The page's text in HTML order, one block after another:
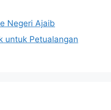
Negeri Ajaib
untuk Petualangan